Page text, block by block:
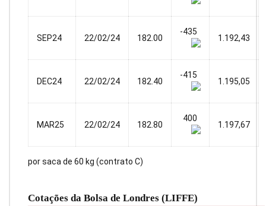
SEP24 22/02/24 182.00
-435
1.192,43
DEC24 22/02/24 182.40
-415
1.195,05
MAR25 22/02/24 182.80
400
1.197,67
por saca de 60 kg (contrato C)
Cotações da Bolsa de Londres (LIFFE)